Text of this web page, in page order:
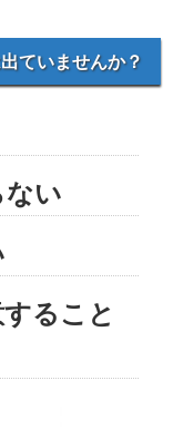
ていませんか？
ない
ること